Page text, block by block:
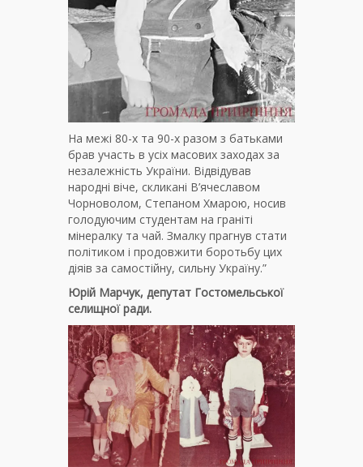
На межі 80-х та 90-х разом з батьками
брав участь в усіх масових заходах за
незалежність України. Відвідував
народні віче, скликані В’ячеславом
Чорноволом, Степаном Хмарою, носив
голодуючим студентам на граніті
мінералку та чай. Змалку прагнув стати
політиком і продовжити боротьбу цих
діяів за самостійну, сильну Україну.”
Юрій Марчук, депутат Гостомельської
селищної ради.